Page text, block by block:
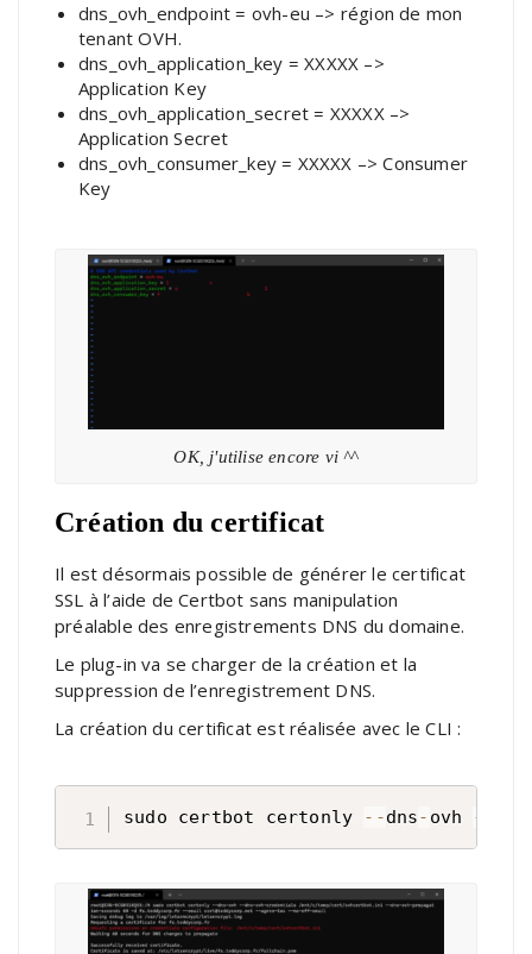
dns_ovh_endpoint = ovh-eu –> région de mon
tenant OVH.
dns_ovh_application_key = XXXXX –>
Application Key
dns_ovh_application_secret = XXXXX –>
Application Secret
dns_ovh_consumer_key = XXXXX –> Consumer
Key
OK, j'utilise encore vi ^^
Création du certificat
Il est désormais possible de générer le certificat
SSL à l’aide de Certbot sans manipulation
préalable des enregistrements DNS du domaine.
Le plug-in va se charger de la création et la
suppression de l’enregistrement DNS.
La création du certificat est réalisée avec le CLI :
sudo certbot certonly --dns- ovh --